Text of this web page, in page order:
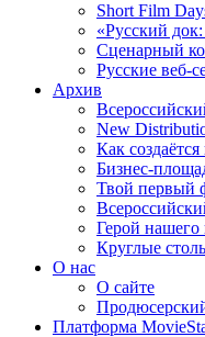
Short Film
«Русский
Сценарный
Русские веб-
Архив
New
Как
Бизнес-
Твой первый
Герой нашего
Круглые
О нас
О сайте
Платформа